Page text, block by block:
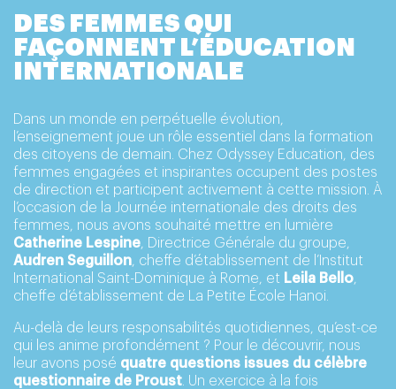
DES FEMMES QUI
FAÇONNENT L’ÉDUCATION
INTERNATIONALE
Dans un monde en perpétuelle évolution,
l’enseignement joue un rôle essentiel dans la formation
des citoyens de demain. Chez Odyssey Education, des
femmes engagées et inspirantes occupent des postes
de direction et participent activement à cette mission. À
l’occasion de la Journée internationale des droits des
femmes, nous avons souhaité mettre en lumière
Catherine Lespine , Directrice Générale du groupe,
Audren Seguillon , cheffe d’établissement de l’Institut
International Saint-Dominique à Rome, et Leila Bello
cheffe d’établissement de La Petite École Hanoi.
Au-delà de leurs responsabilités quotidiennes, qu’est-ce
qui les anime profondément ? Pour le découvrir, nous
leur avons posé quatre questions issues du célèbre
questionnaire de Proust . Un exercice à la fois